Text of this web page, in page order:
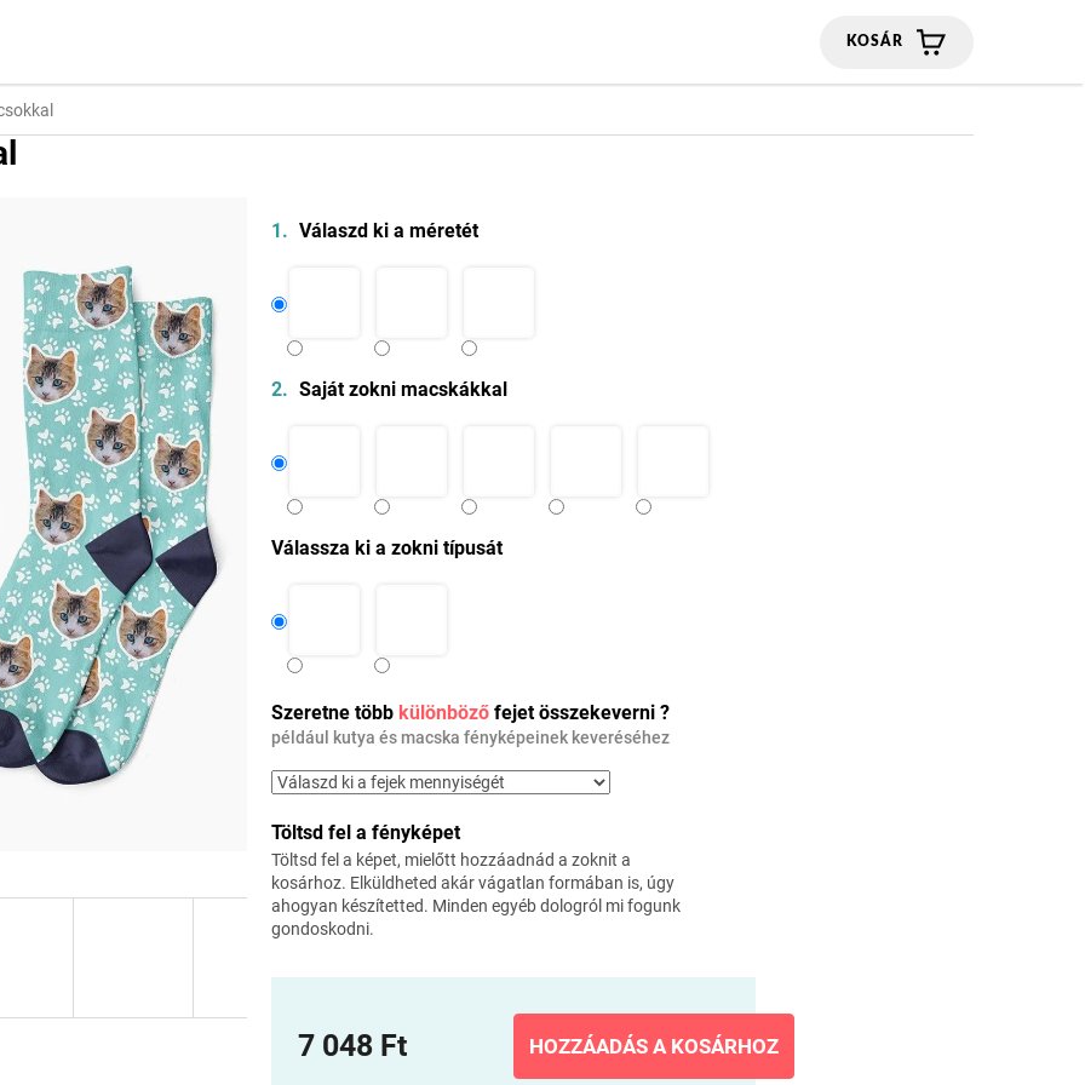
KOSÁR
7 048 Ft
Válaszd ki a méretét
Saját zokni macskákkal
Válassza ki a zokni típusát
Szeretne több különböző fejet összekeverni ?
például kutya és macska fényképeinek keveréséhez
Töltsd fel a fényképet
Töltsd fel a képet, mielőtt hozzáadnád a zoknit a
kosárhoz. Elküldheted akár vágatlan formában is, úgy
ahogyan készítetted. Minden egyéb dologról mi fogunk
gondoskodni.
HOZZÁADÁS A KOSÁRHOZ